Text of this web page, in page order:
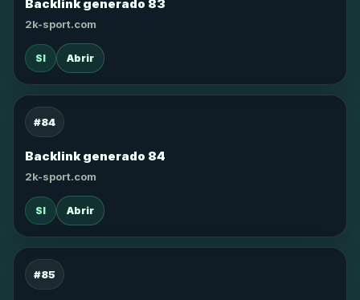
Backlink generado 83
2k-sport.com
SI Abrir
#84
Backlink generado 84
2k-sport.com
SI Abrir
#85